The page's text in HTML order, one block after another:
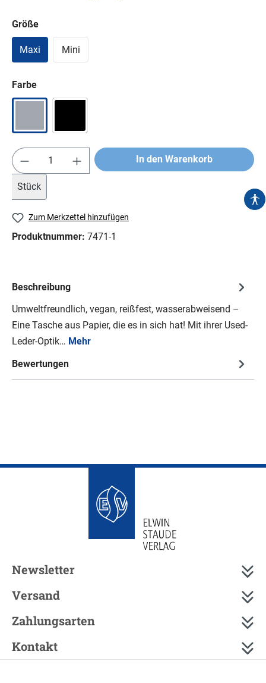
Größe
Maxi Mini
Farbe
Stück
In den Warenkorb
Zum Merkzettel hinzufügen
Produktnummer: 7471-1
Beschreibung
Umweltfreundlich, vegan, reißfest, wasserabweisend –
Eine Tasche aus Papier, die es in sich hat! Mit ihrer Used-
Leder-Optik… Mehr
Bewertungen
Newsletter
Versand
Zahlungsarten
Kontakt